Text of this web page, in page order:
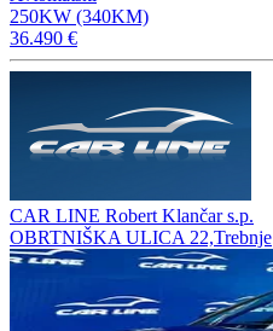
250KW (340KM)
36.490 €
CAR LINE Robert Klančar s.p.
OBRTNIŠKA ULICA 22,Trebnje